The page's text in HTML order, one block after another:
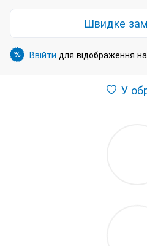
Швидке
% Ввійти для відображення
У